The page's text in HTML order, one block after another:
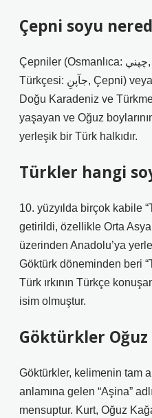
Çepni soyu
Çepniler (Osmanlıca: چپني, Çepni, Eski Anadolu
Türkçesi: جآپنِ, Çepni) veya Çepni boyu, esas olarak
Doğu Karadeniz ve
yaşayan ve Oğuz
yerleşik bir Türk halkıdır.
Türkler hangi
10. yüzyılda birçok kabile
getirildi, özellikle Orta
üzerinden Anadolu’ya
Göktürk döneminden beri
Türk ırkının Türkçe
isim olmuştur.
Göktürkler Oğuz
Göktürkler, kelimenin tam
anlamına gelen “Aşina”
mensuptur. Kurt, Oğuz